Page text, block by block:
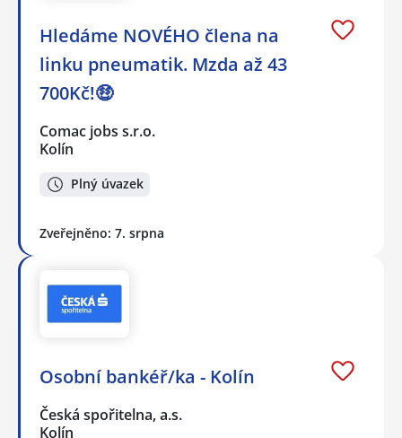
Hledáme NOVÉHO člena na
linku pneumatik. Mzda až 43
700Kč!🤑
Comac jobs s.r.o.
Kolín
Plný úvazek
Zveřejněno: 7. srpna
Osobní bankéř/ka - Kolín
Česká spořitelna, a.s.
Kolín